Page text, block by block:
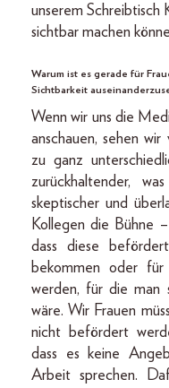
unserem Schreibtisch
sichtbar machen
Warum ist es gerade für
Sichtbarkeit
Wenn wir uns die
anschauen, sehen
zu ganz
zurückhaltender,
skeptischer und
Kollegen die Bühne
dass diese
bekommen oder
werden, für die man
wäre. Wir Frauen
nicht befördert
dass es keine
Arbeit sprechen.